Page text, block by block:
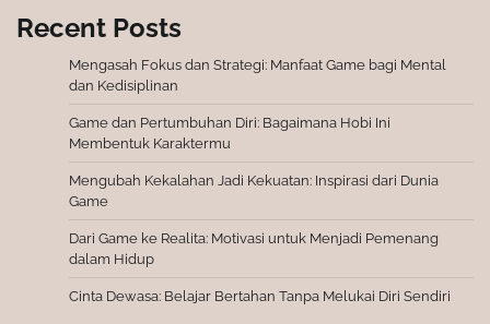
Recent Posts
Mengasah Fokus dan Strategi: Manfaat Game bagi Mental
dan Kedisiplinan
Game dan Pertumbuhan Diri: Bagaimana Hobi Ini
Membentuk Karaktermu
Mengubah Kekalahan Jadi Kekuatan: Inspirasi dari Dunia
Game
Dari Game ke Realita: Motivasi untuk Menjadi Pemenang
dalam Hidup
Cinta Dewasa: Belajar Bertahan Tanpa Melukai Diri Sendiri